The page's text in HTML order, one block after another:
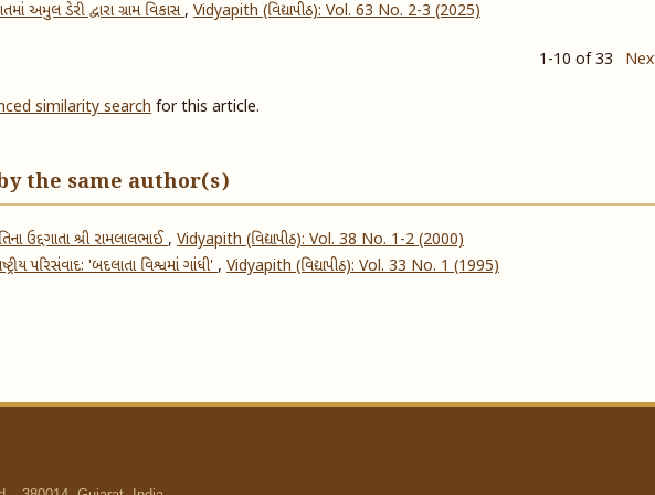
અમુલ ડેરી દ્વારા ગ્રામ વિકાસ, Vidyapith (વિદ્યાપીઠ): Vol. 63 No. 2-3 (2025)
1-10 of 33
similarity search for this article.
the same author(s)
ઉદ્દગાતા શ્રી રામલાલભાઈ, Vidyapith (વિદ્યાપીઠ): Vol. 38 No. 1-2 (2000)
પરિસંવાદ: 'બદલાતા વિશ્વમાં ગાંધી', Vidyapith (વિદ્યાપીઠ): Vol. 33 No. 1 (1995)